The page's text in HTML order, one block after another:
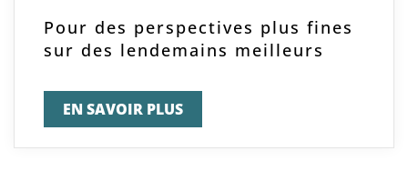
Pour des perspectives plus fines
sur des lendemains meilleurs
EN SAVOIR PLUS